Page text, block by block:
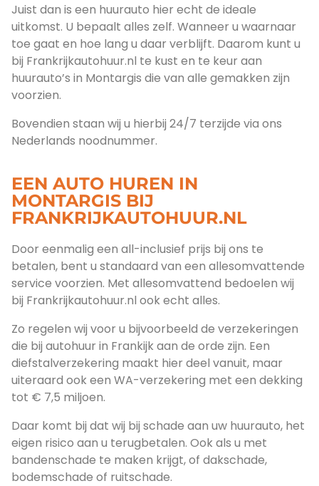
Juist dan is een huurauto hier echt de ideale
uitkomst. U bepaalt alles zelf. Wanneer u waarnaar
toe gaat en hoe lang u daar verblijft. Daarom kunt u
bij Frankrijkautohuur.nl te kust en te keur aan
huurauto’s in Montargis die van alle gemakken zijn
voorzien.
Bovendien staan wij u hierbij 24/7 terzijde via ons
Nederlands noodnummer.
EEN AUTO HUREN IN
MONTARGIS BIJ
FRANKRIJKAUTOHUUR.NL
Door eenmalig een all-inclusief prijs bij ons te
betalen, bent u standaard van een allesomvattende
service voorzien. Met allesomvattend bedoelen wij
bij Frankrijkautohuur.nl ook echt alles.
Zo regelen wij voor u bijvoorbeeld de verzekeringen
die bij autohuur in Frankijk aan de orde zijn. Een
diefstalverzekering maakt hier deel vanuit, maar
uiteraard ook een WA-verzekering met een dekking
tot € 7,5 miljoen.
Daar komt bij dat wij bij schade aan uw huurauto, het
eigen risico aan u terugbetalen. Ook als u met
bandenschade te maken krijgt, of dakschade,
bodemschade of ruitschade.